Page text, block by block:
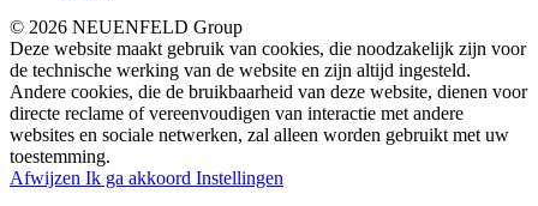
© 2026 NEUENFELD Group
Deze website maakt gebruik van cookies, die noodzakelijk zijn voor
de technische werking van de website en zijn altijd ingesteld.
Andere cookies, die de bruikbaarheid van deze website, dienen voor
directe reclame of vereenvoudigen van interactie met andere
websites en sociale netwerken, zal alleen worden gebruikt met uw
toestemming.
Afwijzen Ik ga akkoord Instellingen